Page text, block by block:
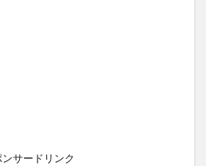
ンサードリンク